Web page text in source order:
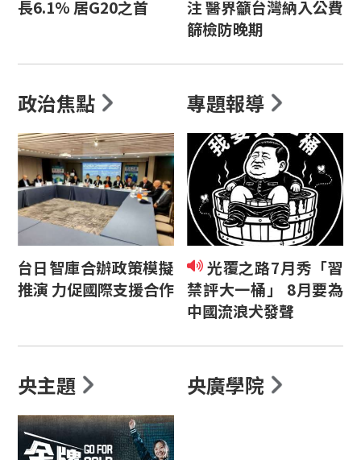
長6.1% 居G20之首
注 醫界籲台灣納入公費
篩檢防晚期
政治焦點
台日智庫合辦政策模擬
推演 力促國際支援合作
專題報導
光覆之路7月秀「習
禁評大一桶」 8月要為
中國流浪犬發聲
央主題 央廣學院